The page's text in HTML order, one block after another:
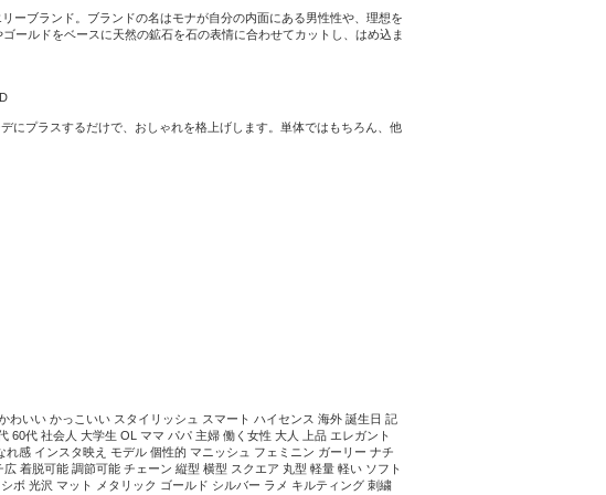
ーブランド。ブランドの名はモナが自分の内面にある男性性や、理想を
ールドをベースに天然の鉱石を石の表情に合わせてカットし、はめ込ま
プラスするだけで、おしゃれを格上げします。単体ではもちろん、他
いい かっこいい スタイリッシュ スマート ハイセンス 海外 誕生日 記
60代 社会人 大学生 OL ママ パパ 主婦 働く女性 大人 上品 エレガント
感 インスタ映え モデル 個性的 マニッシュ フェミニン ガーリー ナチ
着脱可能 調節可能 チェーン 縦型 横型 スクエア 丸型 軽量 軽い ソフト
ボ 光沢 マット メタリック ゴールド シルバー ラメ キルティング 刺繍